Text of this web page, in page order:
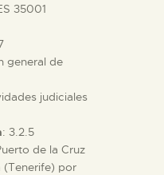
35001
general de
judiciales
: 3.2.5
de la Cruz
(Tenerife) por